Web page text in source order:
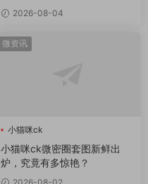
2026-08-04
微资讯
小猫咪ck
小猫咪ck微密圈套图新鲜出
炉，究竟有多惊艳？